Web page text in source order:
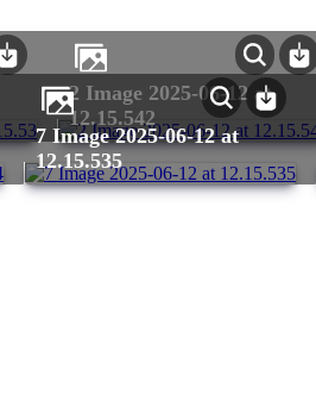
2 Image 2025-06-12 at
12.15.542
7 Image 2025-06-12 at
12.15.535